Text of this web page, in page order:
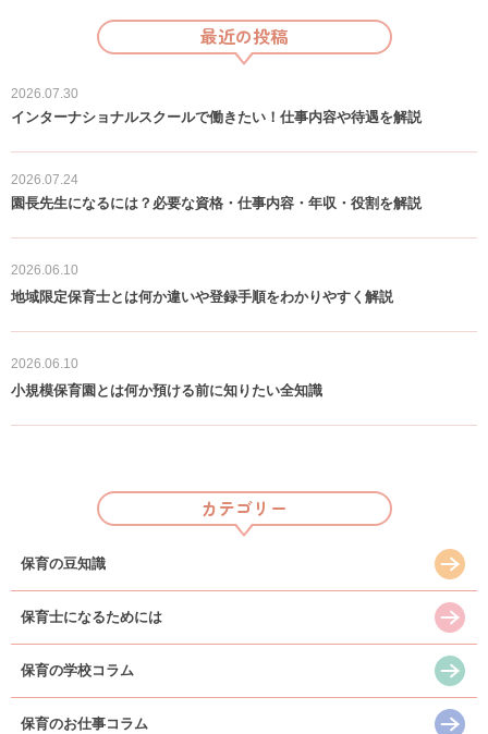
最近の投稿
2026.07.30
インターナショナルスクールで働きたい！仕事内容や待遇を解説
2026.07.24
園長先生になるには？必要な資格・仕事内容・年収・役割を解説
2026.06.10
地域限定保育士とは何か違いや登録手順をわかりやすく解説
2026.06.10
小規模保育園とは何か預ける前に知りたい全知識
カテゴリー
保育の豆知識
保育士になるためには
保育の学校コラム
保育のお仕事コラム